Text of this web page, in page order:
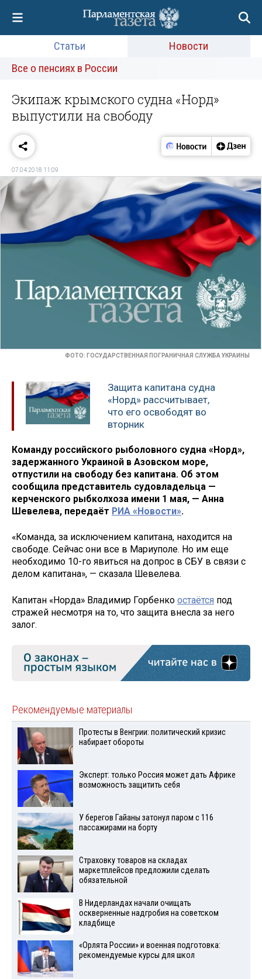
Статьи
Новости
Все о пенсиях в России
Экипаж крымского судна «Норд»
выпустили на свободу
07.04.2018 11:09
ФОТО: ГОСУДАРСТВЕННАЯ ПОГРАНИЧНАЯ СЛУЖБА УКРАИНЫ
Защита капитана судна
«Норд» рассчитывает,
что его освободят во
вторник
Команду российского рыболовного судна «Норд»,
задержанного Украиной в Азовском море,
отпустили на свободу без капитана. Об этом
сообщила представитель судовладельца —
керченского рыбколхоза имени 1 мая, — Анна
Шевелева, передаёт РИА «Новости».
«Команда, за исключением капитана, находится на
свободе. Сейчас они все в Мариуполе. Но им еще
необходимо 10-го явиться на допрос в СБУ в связи с
делом капитана», — сказала Шевелева.
Капитан «Норда» Владимир Горбенко остаётся под
стражей несмотря на то, что защита внесла за него
залог.
Рекомендуемые материалы
Протесты в Венгрии: политический кризис
набирает обороты
Эксперт: только Россия может дать Африке
возможность защитить себя
У берегов Гайаны затонул паром с 116
пассажирами на борту
Страховку товаров на складах
маркетплейсов предложили сделать
обязательной
В Нидерландах начали очищать
оскверненные надгробия на советском
кладбище
«Орлята России» и военная подготовка:
рекомендуемые курсы для школ